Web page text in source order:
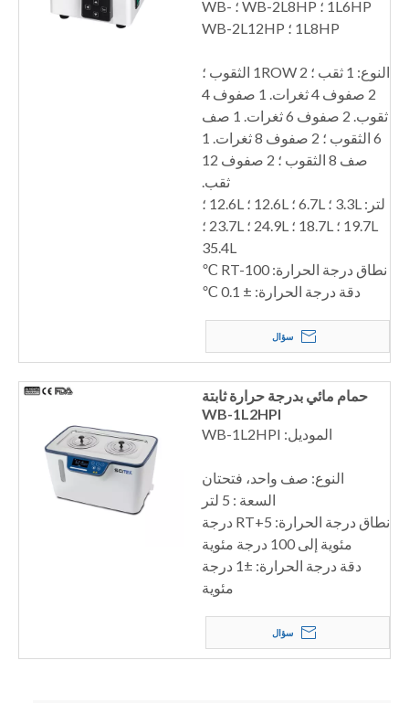
1L6HP ؛ WB-2L8HP ؛ WB-
1L8HP ؛ WB-2L12HP
النوع: 1 ثقب ؛ 1ROW 2 الثقوب ؛
2 صفوف 4 ثغرات. 1 صفوف 4
ثقوب. 2 صفوف 6 ثغرات. 1 صف
6 الثقوب ؛ 2 صفوف 8 ثغرات. 1
صف 8 الثقوب ؛ 2 صفوف 12
ثقب.
لتر: 3.3L ؛ 6.7L ؛ 12.6L ؛ 12.6L ؛
19.7L ؛ 18.7L ؛ 24.9L ؛ 23.7L ؛
35.4L
نطاق درجة الحرارة: RT-100 ℃
دقة درجة الحرارة: ± 0.1 ℃
سؤال
حمام مائي بدرجة حرارة ثابتة
WB-1L2HPI
الموديل: WB-1L2HPI
النوع: صف واحد، فتحتان
السعة : 5 لتر
نطاق درجة الحرارة: RT+5 درجة
مئوية إلى 100 درجة مئوية
دقة درجة الحرارة: ±1 درجة
مئوية
سؤال